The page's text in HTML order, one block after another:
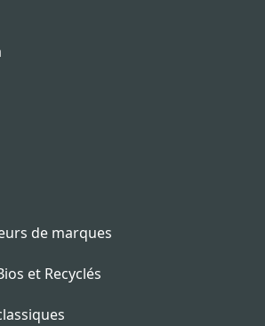
de marques
et Recyclés